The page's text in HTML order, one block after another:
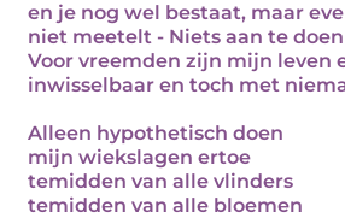
en je nog wel bestaat, maar
niet meetelt - Niets aan te doen
Voor vreemden zijn mijn leven
inwisselbaar en toch met
Alleen hypothetisch doen
mijn wiekslagen ertoe
temidden van alle vlinders
temidden van alle bloemen